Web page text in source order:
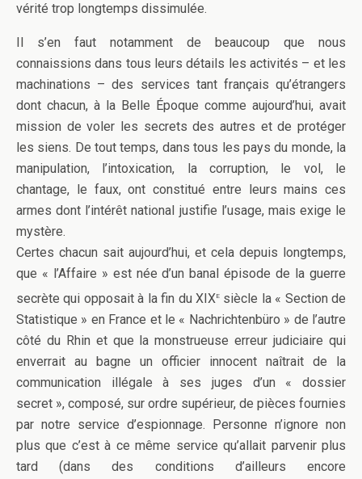
vérité trop longtemps dissimulée.
Il s’en faut notamment de beaucoup que nous
connaissions dans tous leurs détails les activités – et les
machinations – des services tant français qu’étrangers
dont chacun, à la Belle Époque comme aujourd’hui, avait
mission de voler les secrets des autres et de protéger
les siens. De tout temps, dans tous les pays du monde, la
manipulation, l’intoxication, la corruption, le vol, le
chantage, le faux, ont constitué entre leurs mains ces
armes dont l’intérêt national justifie l’usage, mais exige le
mystère.
Certes chacun sait aujourd’hui, et cela depuis longtemps,
que « l’Affaire » est née d’un banal épisode de la guerre
secrète qui opposait à la fin du XIXesiècle la « Section de
Statistique » en France et le « Nachrichtenbüro » de l’autre
côté du Rhin et que la monstrueuse erreur judiciaire qui
enverrait au bagne un officier innocent naîtrait de la
communication illégale à ses juges d’un « dossier
secret », composé, sur ordre supérieur, de pièces fournies
par notre service d’espionnage. Personne n’ignore non
plus que c’est à ce même service qu’allait parvenir plus
tard (dans des conditions d’ailleurs encore